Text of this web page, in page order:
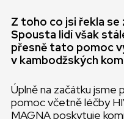
Z toho co jsi řekla se
Spousta lidí však
přesně tato pomoc
v kambodžských
Úplně na začátku jsme
pomoc včetně léčby
MAGNA poskytuje